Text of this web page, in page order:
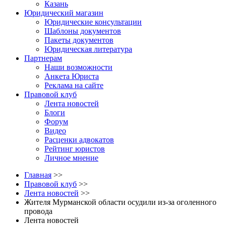
Казань
Юридический магазин
Юридические консультации
Шаблоны документов
Пакеты документов
Юридическая литература
Партнерам
Наши возможности
Анкета Юриста
Реклама на сайте
Правовой клуб
Лента новостей
Блоги
Форум
Видео
Расценки адвокатов
Рейтинг юристов
Личное мнение
Главная >>
Правовой клуб >>
Лента новостей >>
Жителя Мурманской области осудили из-за оголенного
провода
Лента новостей